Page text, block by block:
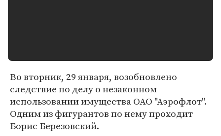
Во вторник, 29 января, возобновлено
следствие по делу о незаконном
использовании имущества ОАО "Аэрофлот".
Одним из фигурантов по нему проходит
Борис Березовский.